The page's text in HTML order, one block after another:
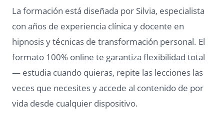
La formación está diseñada por Silvia, especialista
con años de experiencia clínica y docente en
hipnosis y técnicas de transformación personal. El
formato 100% online te garantiza flexibilidad total
— estudia cuando quieras, repite las lecciones las
veces que necesites y accede al contenido de por
vida desde cualquier dispositivo.